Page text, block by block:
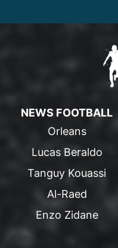
NEWS FOOTBALL
Orleans
Lucas Beraldo
Tanguy Kouassi
Al-Raed
Enzo Zidane